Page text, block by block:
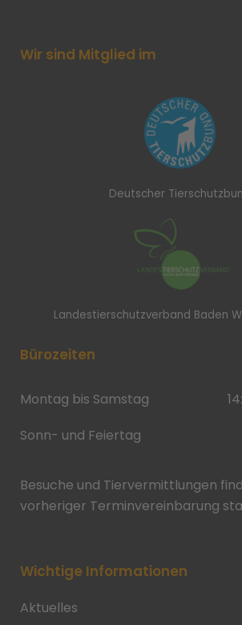
Wir sind Mitglied im
Deutscher
Landestierschutzverband Baden
Bürozeiten
Montag bis Samstag
Sonn- und Feiertag
Besuche und Tiervermittlungen
vorheriger Terminvereinbarung
Wichtige Informationen
Aktuelles